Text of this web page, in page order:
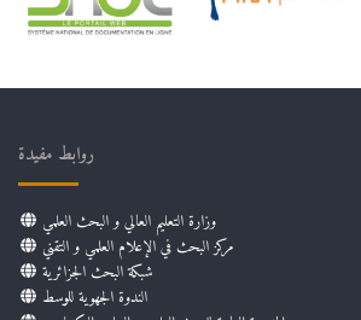
روابط مفيدة
وزارة التعليم العالي و البحث العلمي
مركز البحث في الإعلام العلمي و التقني
شبكة البحث الجزائرية
الندوة الجهوية للوسط